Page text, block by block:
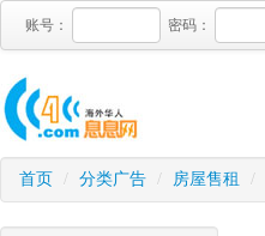
账号： 密码：
首页 / 分类广告 / 房屋售租 /